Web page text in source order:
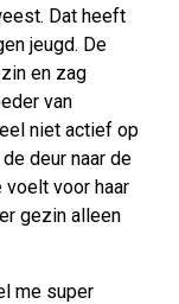
Dat heeft
jeugd. De
en zag
van
niet actief op
deur naar de
voor haar
gezin alleen
me super